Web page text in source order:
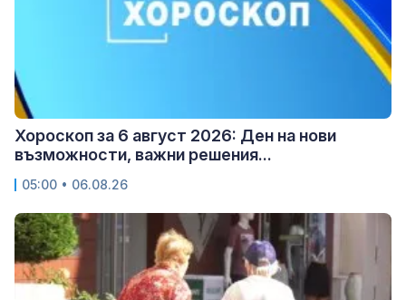
Хороскоп за 6 август 2026: Ден на нови
възможности, важни решения...
05:00 • 06.08.26